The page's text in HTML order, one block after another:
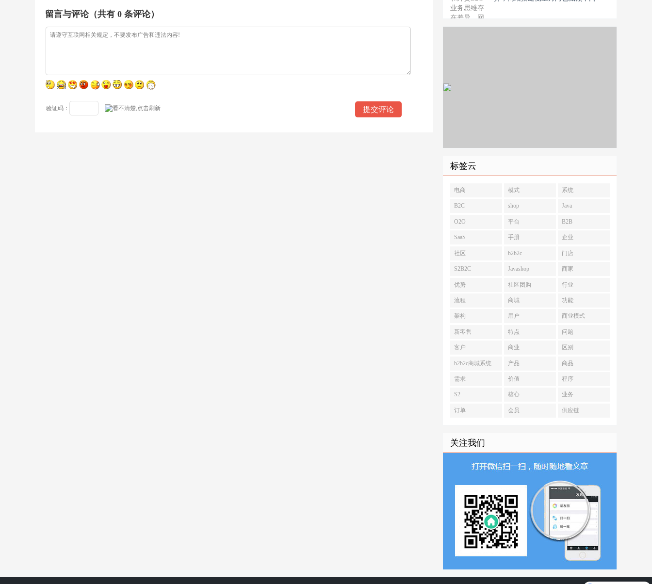
留言与评论（共有 0 条评论）
验证码：
标签云
电商 模式 系统
B2C shop Java
O2O 平台 B2B
SaaS 手册 企业
社区 b2b2c 门店
S2B2C Javashop 商家
优势 社区团购 行业
流程 商城 功能
架构 用户 商业模式
新零售 特点 问题
客户 商业 区别
b2b2c商城系统 产品 商品
需求 价值 程序
S2 核心 业务
订单 会员 供应链
关注我们